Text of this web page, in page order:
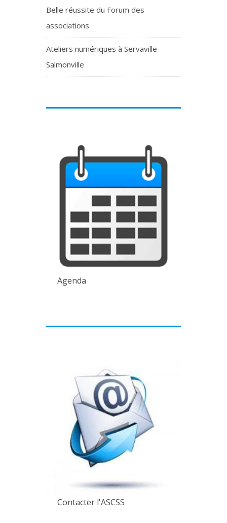
Belle réussite du Forum des
associations
Ateliers numériques à Servaville-
Salmonville
Agenda
Contacter l'ASCSS